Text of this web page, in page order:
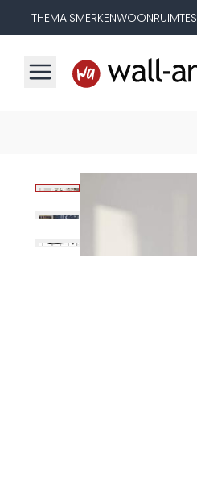
THEMA'SMERKENWOONRUIMTES